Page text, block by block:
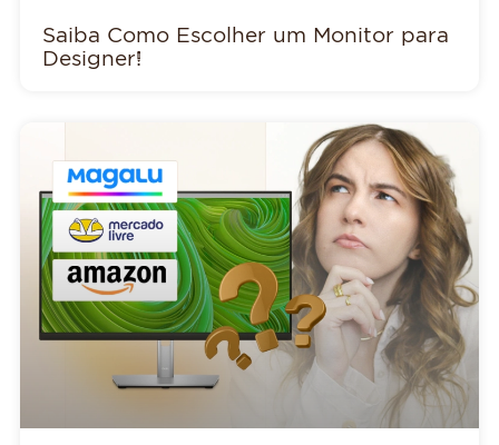
Saiba Como Escolher um Monitor para
Designer!